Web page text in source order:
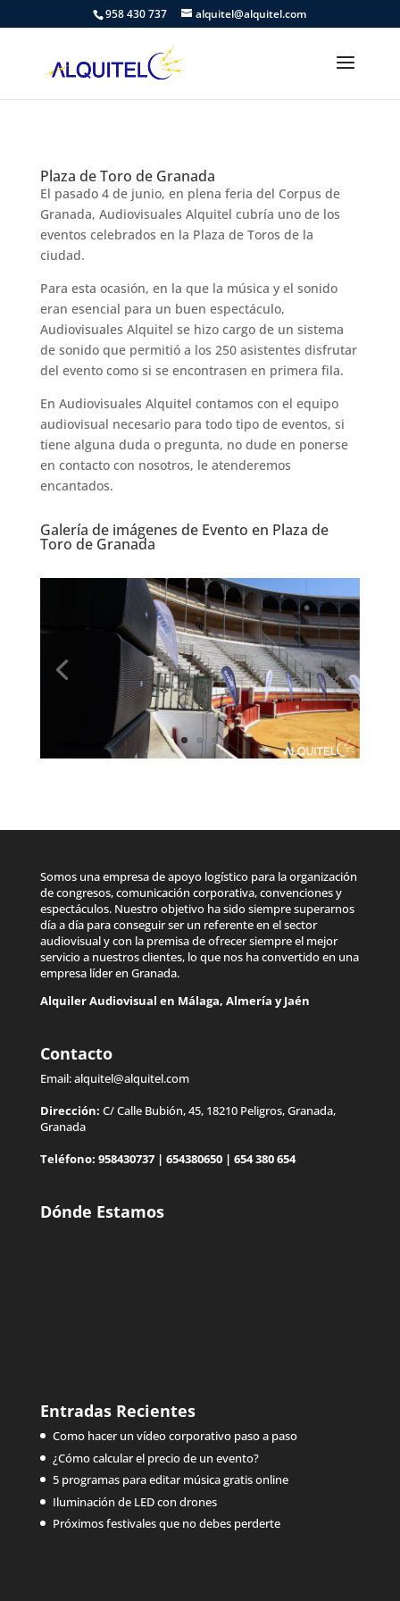
958 430 737 alquitel@alquitel.com
Plaza de Toro de Granada
El pasado 4 de junio, en plena feria del Corpus de
Granada, Audiovisuales Alquitel cubría uno de los
eventos celebrados en la Plaza de Toros de la
ciudad.
Para esta ocasión, en la que la música y el sonido
eran esencial para un buen espectáculo,
Audiovisuales Alquitel se hizo cargo de un sistema
de sonido que permitió a los 250 asistentes disfrutar
del evento como si se encontrasen en primera fila.
En Audiovisuales Alquitel contamos con el equipo
audiovisual necesario para todo tipo de eventos, si
tiene alguna duda o pregunta, no dude en ponerse
en contacto con nosotros, le atenderemos
encantados.
Galería de imágenes de Evento en Plaza de
Toro de Granada
Somos una empresa de apoyo logístico para la organización
de congresos, comunicación corporativa, convenciones y
espectáculos. Nuestro objetivo ha sido siempre superarnos
día a día para conseguir ser un referente en el sector
audiovisual y con la premisa de ofrecer siempre el mejor
servicio a nuestros clientes, lo que nos ha convertido en una
empresa líder en Granada.
Alquiler Audiovisual en Málaga, Almería yJaén
Contacto
Email:alquitel@alquitel.com
Dirección: C/ Calle Bubión, 45, 18210 Peligros, Granada,
Granada
Teléfono: 958430737| 654380650| 654 380 654
Dónde Estamos
Entradas Recientes
Como hacer un vídeo corporativo paso a paso
¿Cómo calcular el precio de un evento?
5 programas para editar música gratis online
Iluminación de LED con drones
Próximos festivales que no debes perderte